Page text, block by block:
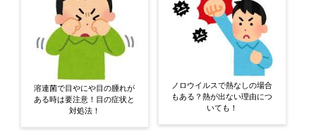
溶連菌で目やにや目の腫れが
ある時は要注意！目の症状と
対処法！
ノロウイルスで熱なしの場合
もある？熱が出ない理由につ
いても！